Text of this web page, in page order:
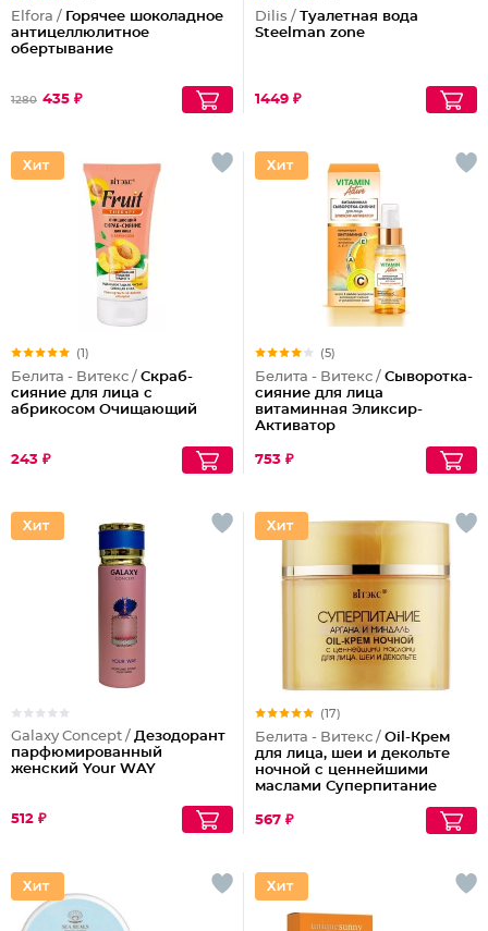
Elfora / Горячее шоколадное
антицеллюлитное
обертывание
1280 435 ₽
Dilis / Туалетная вода
Steelman zone
1449 ₽
(1)
Белита - Витекс / Скраб-
сияние для лица с
абрикосом Очищающий
243 ₽
(5)
Белита - Витекс / Сыворотка-
сияние для лица
витаминная Эликсир-
Активатор
753 ₽
Galaxy Concept / Дезодорант
парфюмированный
женский Your WAY
512 ₽
(17)
Белита - Витекс / Oil-Крем
для лица, шеи и декольте
ночной с ценнейшими
маслами Суперпитание
567 ₽